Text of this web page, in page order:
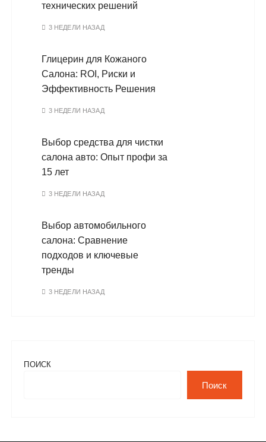
технических решений
3 НЕДЕЛИ НАЗАД
Глицерин для Кожаного
Салона: ROI, Риски и
Эффективность Решения
3 НЕДЕЛИ НАЗАД
Выбор средства для чистки
салона авто: Опыт профи за
15 лет
3 НЕДЕЛИ НАЗАД
Выбор автомобильного
салона: Сравнение
подходов и ключевые
тренды
3 НЕДЕЛИ НАЗАД
ПОИСК
Поиск